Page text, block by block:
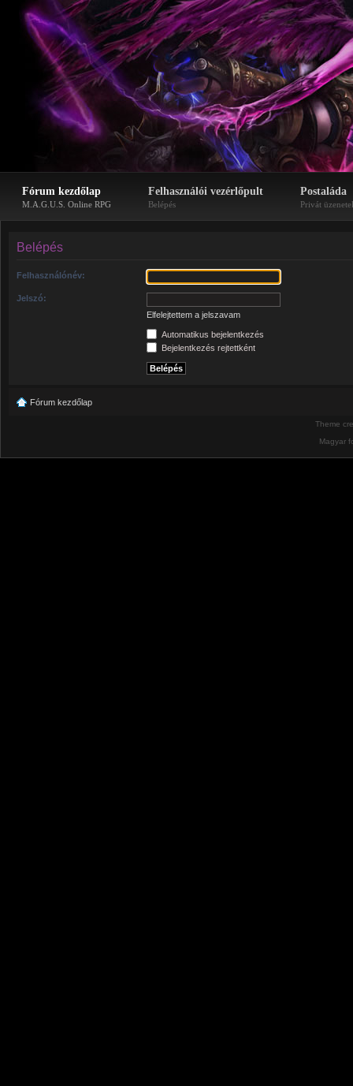
Fórum kezdőlap
M.A.G.U.S. Online RPG
Felhasználói vezérlőpult
Belépés
Postaláda
Privát
Belépés
Felhasználónév:
Jelszó:
Elfelejtettem a jelszavam
Automatikus bejelentkezés
Bejelentkezés rejtettként
Fórum kezdőlap
Theme
Magyar